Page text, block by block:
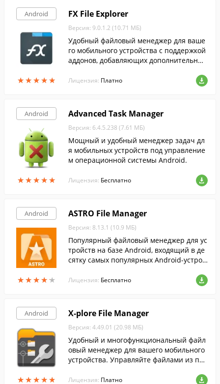
Android
★★★★★
★★★★★
FX File Explorer
Версия: 9.0.1.2 (10.71 МБ)
Удобный файловый менеджер для ваше
го мобильного устройства с поддержкой
аддонов, добавляющих дополнительные
ью, облачными сервисами и работой по
Лицензия: Платно
Android
★★★★★
★★★★★
Advanced Task Manager
Версия: 6.4.5.238 (7.61 МБ)
Мощный и удобный менеджер задач дл
я мобильных устройств под управление
м операционной системы Android.
Лицензия: Бесплатно
Android
★★★★★
★★★★★
ASTRO File Manager
Версия: 8.13.1 (10.9 МБ)
Популярный файловый менеджер для ус
тройств на базе Android, входящий в де
сятку самых популярных Android-устрой
Лицензия: Бесплатно
Android
★★★★★
★★★★★
X-plore File Manager
Версия: 4.49.01 (20.98 МБ)
Удобный и многофункциональный файл
овый менеджер для вашего мобильного
устройства. Управляйте файлами из па
Лицензия: Платно